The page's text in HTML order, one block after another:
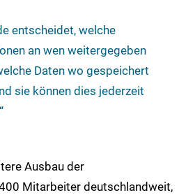
entscheidet, welche
an wen weitergegeben
Daten wo gespeichert
sie können dies jederzeit
Ausbau der
Mitarbeiter deutschlandweit,